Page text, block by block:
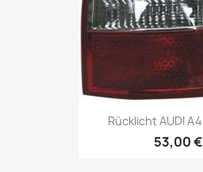
Rücklicht AUDI
53,00 €